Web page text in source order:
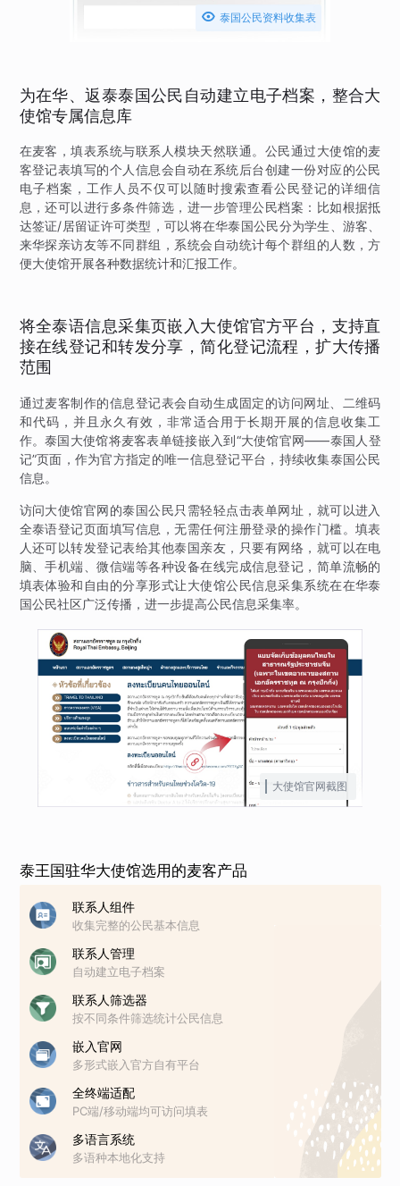
 泰国公民资料收集表
为在华、返泰泰国公民自动建立电子档案，整合大
使馆专属信息库
在麦客，填表系统与联系人模块天然联通。公民通过大使馆的麦
客登记表填写的个人信息会自动在系统后台创建一份对应的公民
电子档案，工作人员不仅可以随时搜索查看公民登记的详细信
息，还可以进行多条件筛选，进一步管理公民档案：比如根据抵
达签证/居留证许可类型，可以将在华泰国公民分为学生、游客、
来华探亲访友等不同群组，系统会自动统计每个群组的人数，方
便大使馆开展各种数据统计和汇报工作。
将全泰语信息采集页嵌入大使馆官方平台，支持直
接在线登记和转发分享，简化登记流程，扩大传播
范围
通过麦客制作的信息登记表会自动生成固定的访问网址、二维码
和代码，并且永久有效，非常适合用于长期开展的信息收集工
作。泰国大使馆将麦客表单链接嵌入到“大使馆官网——泰国人登
记”页面，作为官方指定的唯一信息登记平台，持续收集泰国公民
信息。
访问大使馆官网的泰国公民只需轻轻点击表单网址，就可以进入
全泰语登记页面填写信息，无需任何注册登录的操作门槛。填表
人还可以转发登记表给其他泰国亲友，只要有网络，就可以在电
脑、手机端、微信端等各种设备在线完成信息登记，简单流畅的
填表体验和自由的分享形式让大使馆公民信息采集系统在在华泰
国公民社区广泛传播，进一步提高公民信息采集率。
大使馆官网截图
泰王国驻华大使馆选用的麦客产品
联系人组件
收集完整的公民基本信息
联系人管理
自动建立电子档案
联系人筛选器
按不同条件筛选统计公民信息
嵌入官网
多形式嵌入官方自有平台
全终端适配
PC端/移动端均可访问填表
多语言系统
多语种本地化支持